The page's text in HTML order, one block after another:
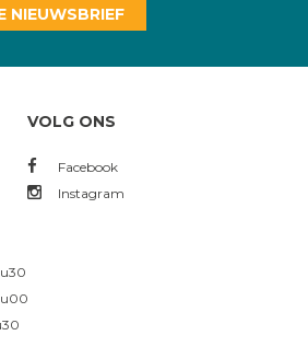
NIEUWSBRIEF
VOLG ONS
Facebook
Instagram